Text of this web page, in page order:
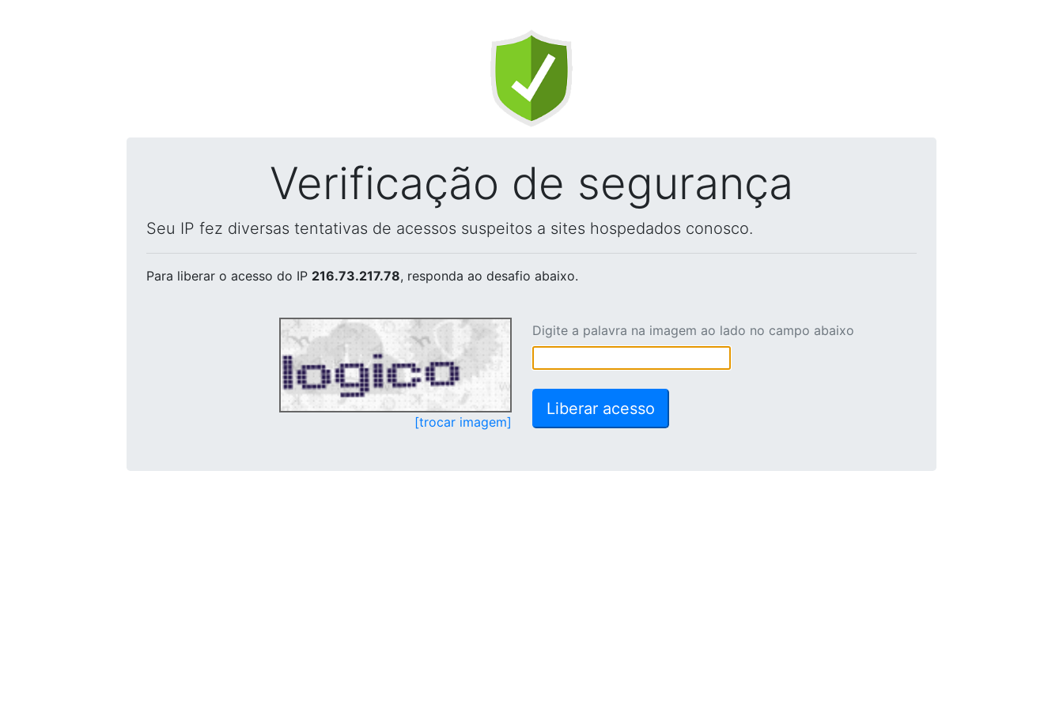
Verificação de segurança
Seu IP fez diversas tentativas de acessos suspeitos a sites hospedados conosco.
Para liberar o acesso do IP 216.73.217.78, responda ao desafio abaixo.
[trocar imagem]
Digite a palavra na imagem ao lado no campo abaixo